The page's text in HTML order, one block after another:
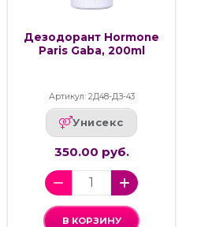
Дезодорант Hormone
Paris Gaba, 200ml
Артикул: 2Д48-ДЗ-43
Унисекс
350.00 руб.
В КОРЗИНУ